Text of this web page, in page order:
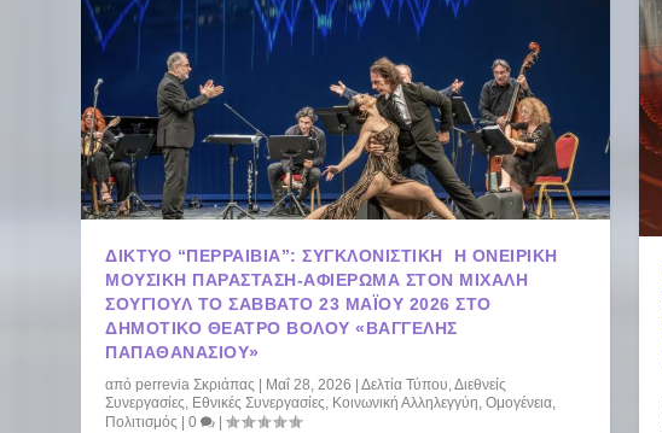
ΔΊΚΤΥΟ “ΠΕΡΡΑΙΒΊΑ”: ΣΥΓΚΛΟΝΙΣΤΙΚΉ Η ΟΝΕΙΡΙΚΉ
ΜΟΥΣΙΚΉ ΠΑΡΆΣΤΑΣΗ-ΑΦΙΈΡΩΜΑ ΣΤΟΝ ΜΙΧΆΛΗ
ΣΟΥΓΙΟΎΛ ΤΟ ΣΆΒΒΑΤΟ 23 ΜΑΪ́ΟΥ 2026 ΣΤΟ
ΔΗΜΟΤΙΚΌ ΘΈΑΤΡΟ ΒΌΛΟΥ «ΒΑΓΓΈΛΗΣ
ΠΑΠΑΘΑΝΑΣΊΟΥ»
απόperrevia Σκριάπας Μαΐ 28, 2026 |Δελτία Τύπου,Διεθνείς
Συνεργασίες, Εθνικές Συνεργασίες, Κοινωνική Αλληλεγγύη,Ομογένεια,
Πολιτισμός |0 |